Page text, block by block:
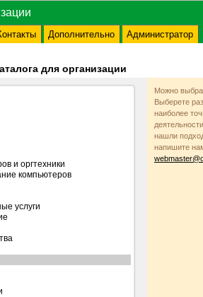
Дополнительно Администратор
для организации
Можно
Выберете
наиболее
нашли
напишите